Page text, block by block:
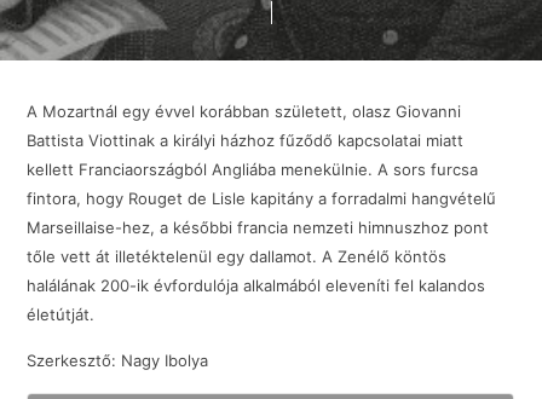
A Mozartnál egy évvel korábban született, olasz Giovanni
Battista Viottinak a királyi házhoz fűződő kapcsolatai miatt
kellett Franciaországból Angliába menekülnie. A sors furcsa
fintora, hogy Rouget de Lisle kapitány a forradalmi hangvételű
Marseillaise-hez, a későbbi francia nemzeti himnuszhoz pont
tőle vett át illetéktelenül egy dallamot. A Zenélő köntös
halálának 200-ik évfordulója alkalmából eleveníti fel kalandos
életútját.
Szerkesztő: Nagy Ibolya